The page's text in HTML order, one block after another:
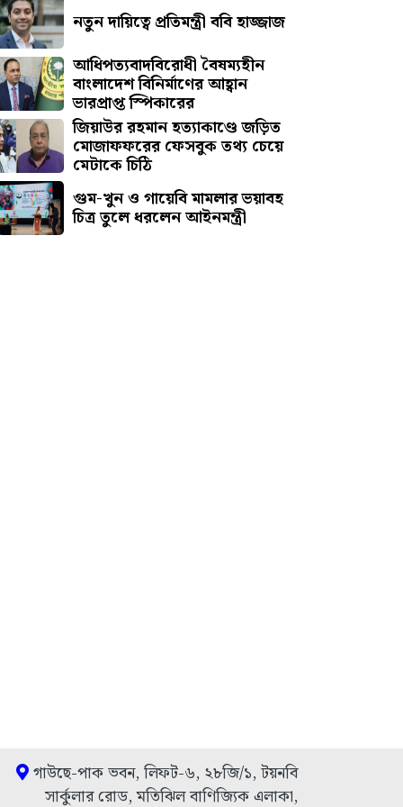
নতুন দায়িত্বে প্রতিমন্ত্রী ববি হাজ্জাজ
আধিপত্যবাদবিরোধী বৈষম্যহীন
বাংলাদেশ বিনির্মাণের আহ্বান
ভারপ্রাপ্ত স্পিকারের
জিয়াউর রহমান হত্যাকাণ্ডে জড়িত
মোজাফফরের ফেসবুক তথ্য চেয়ে
মেটাকে চিঠি
গুম-খুন ও গায়েবি মামলার ভয়াবহ
চিত্র তুলে ধরলেন আইনমন্ত্রী
গাউছে-পাক ভবন, লিফট-৬, ২৮জি/১, টয়নবি
সার্কুলার রোড, মতিঝিল বাণিজ্যিক এলাকা,